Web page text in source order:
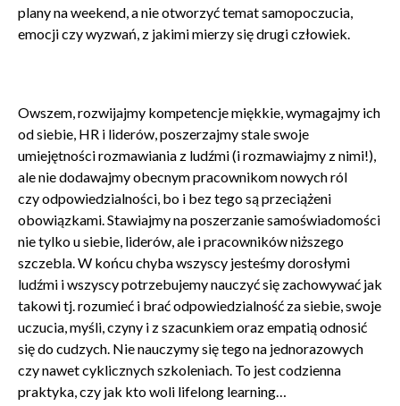
plany na weekend, a nie otworzyć temat samopoczucia,
emocji czy wyzwań, z jakimi mierzy się drugi człowiek.
Owszem, rozwijajmy kompetencje miękkie, wymagajmy ich
od siebie, HR i liderów, poszerzajmy stale swoje
umiejętności rozmawiania z ludźmi (i rozmawiajmy z nimi!),
ale nie dodawajmy obecnym pracownikom nowych ról
czy odpowiedzialności, bo i bez tego są przeciążeni
obowiązkami. Stawiajmy na poszerzanie samoświadomości
nie tylko u siebie, liderów, ale i pracowników niższego
szczebla. W końcu chyba wszyscy jesteśmy dorosłymi
ludźmi i wszyscy potrzebujemy nauczyć się zachowywać jak
takowi tj. rozumieć i brać odpowiedzialność za siebie, swoje
uczucia, myśli, czyny i z szacunkiem oraz empatią odnosić
się do cudzych. Nie nauczymy się tego na jednorazowych
czy nawet cyklicznych szkoleniach. To jest codzienna
praktyka, czy jak kto woli lifelong learning…